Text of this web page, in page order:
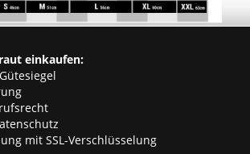
einkaufen:
mit SSL-Verschlüsselung